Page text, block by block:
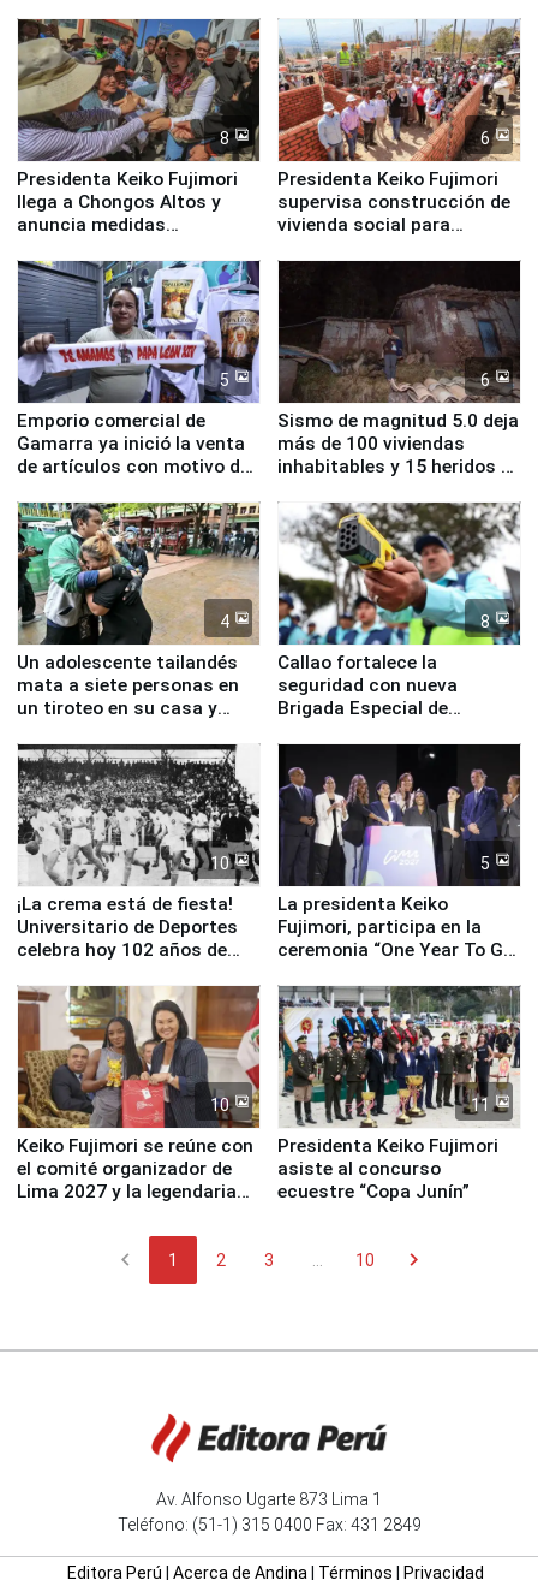
8
Presidenta Keiko Fujimori
llega a Chongos Altos y
anuncia medidas
educación, salud y empleo
6
Presidenta Keiko Fujimori
supervisa construcción de
vivienda social para
5
Emporio comercial de
Gamarra ya inició la venta
de artículos con motivo de
6
Sismo de magnitud 5.0 deja
más de 100 viviendas
inhabitables y 15 heridos en
4
Un adolescente tailandés
mata a siete personas en
un tiroteo en su casa y
8
Callao fortalece la
seguridad con nueva
Brigada Especial de
equipamiento para
Serenazgo
10
¡La crema está de fiesta!
Universitario de Deportes
celebra hoy 102 años de
5
La presidenta Keiko
Fujimori, participa en la
ceremonia “One Year To Go
10
Keiko Fujimori se reúne con
el comité organizador de
Lima 2027 y la legendaria
11
Presidenta Keiko Fujimori
asiste al concurso
ecuestre “Copa Junín”
chevron_left 1 2 3 10 chevron_right
Av. Alfonso Ugarte 873 Lima 1
Teléfono: (51-1) 315 0400 Fax: 431 2849
Editora Perú Acerca de Andina| Términos Privacidad